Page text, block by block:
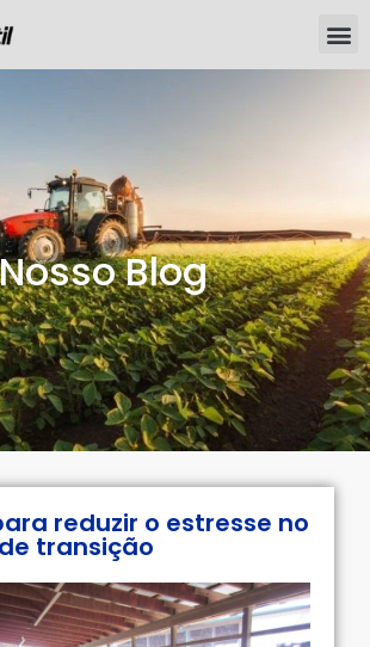
Blog
reduzir o estresse no
transição